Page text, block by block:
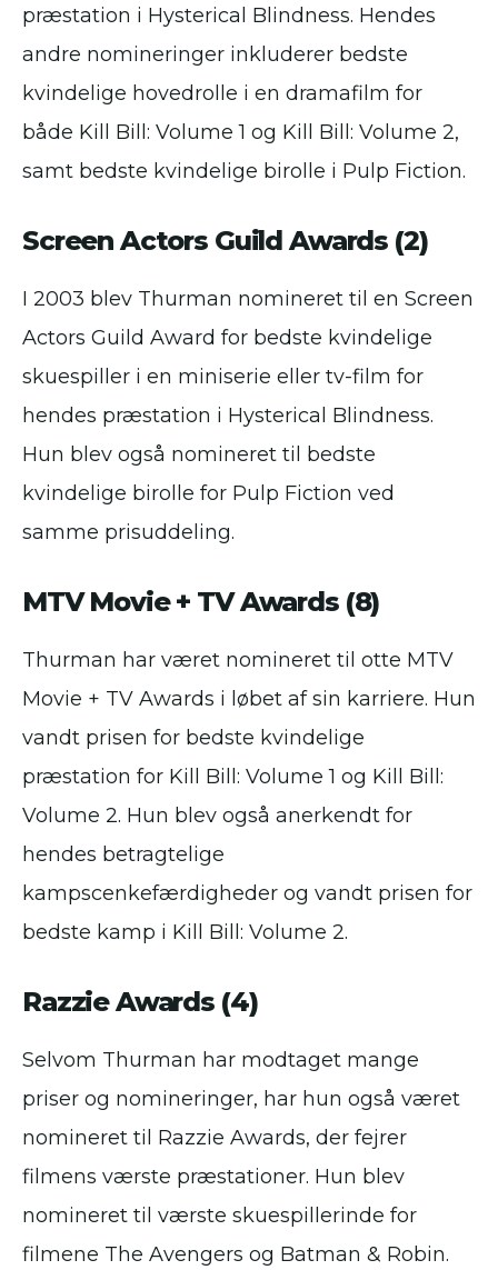
præstation i Hysterical Blindness. Hendes
andre nomineringer inkluderer bedste
kvindelige hovedrolle i en dramafilm for
både Kill Bill: Volume 1 og Kill Bill: Volume 2,
samt bedste kvindelige birolle i Pulp Fiction.
Screen Actors Guild Awards (2)
I 2003 blev Thurman nomineret til en Screen
Actors Guild Award for bedste kvindelige
skuespiller i en miniserie eller tv-film for
hendes præstation i Hysterical Blindness.
Hun blev også nomineret til bedste
kvindelige birolle for Pulp Fiction ved
samme prisuddeling.
MTV Movie + TV Awards (8)
Thurman har været nomineret til otte MTV
Movie + TV Awards i løbet af sin karriere. Hun
vandt prisen for bedste kvindelige
præstation for Kill Bill: Volume 1 og Kill Bill:
Volume 2. Hun blev også anerkendt for
hendes betragtelige
kampscenkefærdigheder og vandt prisen for
bedste kamp i Kill Bill: Volume 2.
Razzie Awards (4)
Selvom Thurman har modtaget mange
priser og nomineringer, har hun også været
nomineret til Razzie Awards, der fejrer
filmens værste præstationer. Hun blev
nomineret til værste skuespillerinde for
filmene The Avengers og Batman & Robin.